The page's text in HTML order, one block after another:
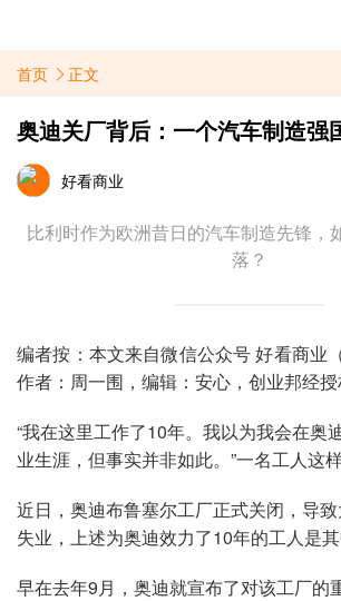
首页 正文
奥迪关厂背后：一个汽车制造强
好看商业
比利时作为欧洲昔日的汽车制造先锋，
落？
编者按：本文来自微信公众号 好看商业
作者：周一围，编辑：安心，创业邦经授
“我在这里工作了10年。我以为我会在奥
业生涯，但事实并非如此。”一名工人这
近日，奥迪布鲁塞尔工厂正式关闭，导
失业，上述为奥迪效力了10年的工人是其
早在去年9月，奥迪就宣布了对该工厂的